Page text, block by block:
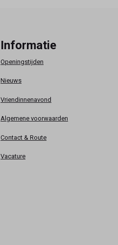
Informatie
Openingstijden
Nieuws
Vriendinnenavond
Algemene voorwaarden
Contact & Route
Vacature